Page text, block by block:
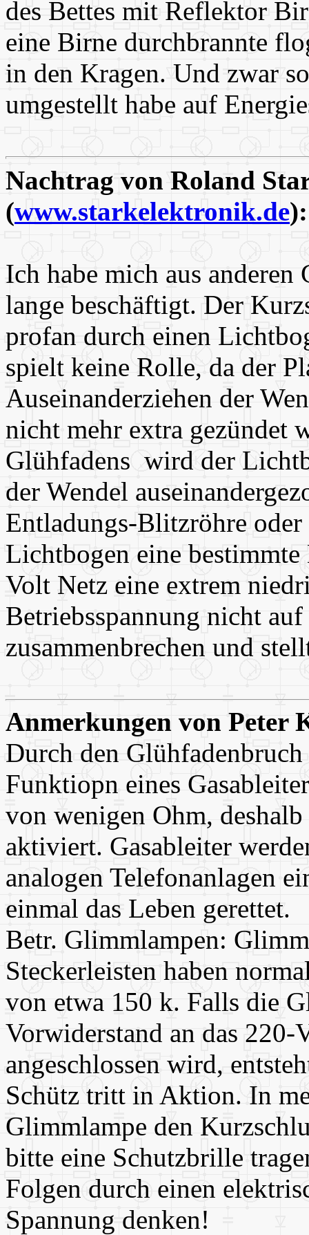
des Bettes mit Reflektor
eine Birne durchbrannte
in den Kragen. Und zwar
umgestellt habe auf
Nachtrag von Roland
(www.starkelektronik.de
Ich habe mich aus
lange beschäftigt. Der
profan durch einen
spielt keine Rolle, da der
Auseinanderziehen der
nicht mehr extra gezündet
Glühfadens wird der
der Wendel
Entladungs-Blitzröhre oder
Lichtbogen eine bestimmte
Volt Netz eine extrem
Betriebsspannung nicht
zusammenbrechen und
Anmerkungen von Peter
Durch den
Funktiopn eines
von wenigen Ohm,
aktiviert. Gasableiter
analogen Telefonanlagen
einmal das Leben gerettet.
Betr. Glimmlampen:
Steckerleisten haben
von etwa 150 k. Falls die
Vorwiderstand an das 220-
angeschlossen wird,
Schütz tritt in Aktion. In
Glimmlampe den
bitte eine Schutzbrille
Folgen durch einen
Spannung denken!